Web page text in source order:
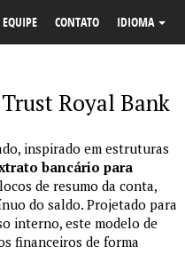
EQUIPE CONTATO IDIOMA
Royal Bank
inspirado em estruturas
bancário para
de resumo da conta,
do saldo. Projetado para
interno, este modelo de
financeiros de forma